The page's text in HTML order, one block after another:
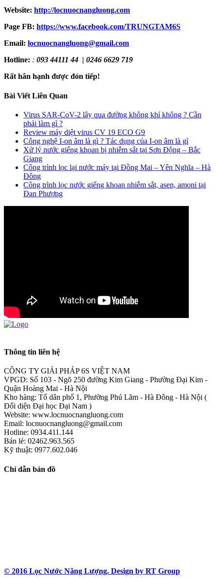
Website: http://locnuocnangluong.com
Page FB: https://www.facebook.com/TRUNGTAM6S
Email: locnuocnangluong@gmail.com
Hotline: : 093 44111 44 | 0246 6629 719
Rất hân hạnh được đón tiếp!
Bài Viết Liên Quan
Virus SAR-CoV-2 lây qua đường không khí không ? Cần
phải làm gì ?
Review máy diệt virus CV 19 ECO G9
Công nghệ I-on âm là gì ? Tác dụng của I-on âm là gì
Xử lý nước giếng khoan bị nhiễm sắt tại Sơn Động – Bắc
Giang
Công trình lọc lại nước máy tại Đồng Mai – Yên Nghĩa – Hà
Đông
Công trình lọc nước giếng khoan nhiễm sắt, asen, amoni tại
Đan Phượng
Thông tin liên hệ
CÔNG TY GIẢI PHÁP 6S VIỆT NAM
VPGD: Số 103 - Ngõ 250 đường Kim Giang - Phường Đại Kim -
Quận Hoàng Mai - Hà Nội
Kho hàng: Tổ dân phố 1, Phường Phú Lãm - Hà Đông - Hà Nội (
Đối diện Đại học Đại Nam )
Website: www.locnuocnangluong.com
Email: locnuocnangluong@gmail.com
Hotline: 0934.411.144
Bán lẻ: 02462.963.565
Kỹ thuật: 0977.602.046
Chỉ dẫn bản đồ
© 2016 Lọc Nước Năng Lượng. Design by RT Group